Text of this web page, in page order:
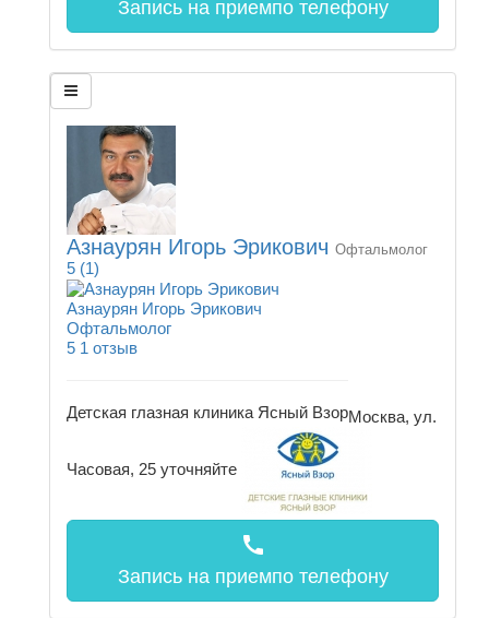
Запись на приемпо телефону
Азнаурян Игорь Эрикович Офтальмолог
5 (1)
Азнаурян Игорь Эрикович
Офтальмолог
5 1 отзыв
Детская глазная клиника Ясный ВзорМосква, ул.
Часовая, 25 уточняйте
call
Запись на приемпо телефону